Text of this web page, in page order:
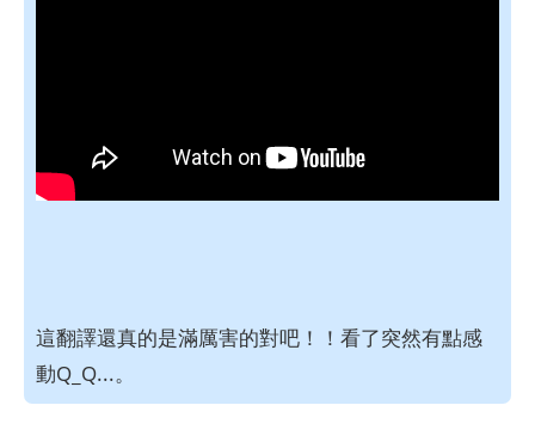
這翻譯還真的是滿厲害的對吧！！看了突然有點感
動Q_Q...。